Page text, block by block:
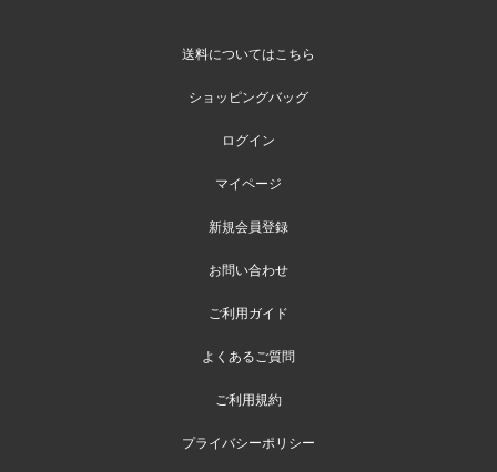
送料についてはこちら
ショッピングバッグ
ログイン
マイページ
新規会員登録
お問い合わせ
ご利用ガイド
よくあるご質問
ご利用規約
プライバシーポリシー